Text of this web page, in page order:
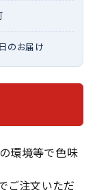
のお届け
環境等で色味
ご注文いただ